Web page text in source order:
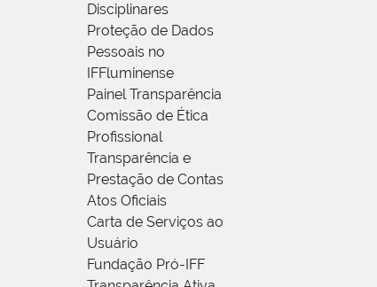
Disciplinares
Proteção de Dados
Pessoais no
IFFluminense
Painel Transparência
Comissão de Ética
Profissional
Transparência e
Prestação de Contas
Atos Oficiais
Carta de Serviços ao
Usuário
Fundação Pró-IFF